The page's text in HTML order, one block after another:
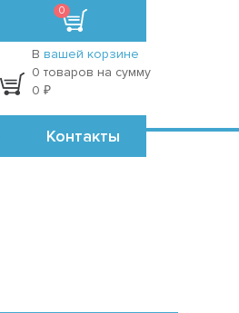
регистрация
В вашей корзине
0 товаров на сумму
0 ₽
Контакты
0